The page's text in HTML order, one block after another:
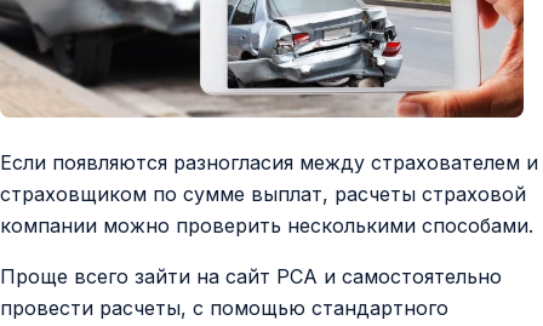
Если появляются разногласия между страхователем и
страховщиком по сумме выплат, расчеты страховой
компании можно проверить несколькими способами.
Проще всего зайти на сайт РСА и самостоятельно
провести расчеты, с помощью стандартного